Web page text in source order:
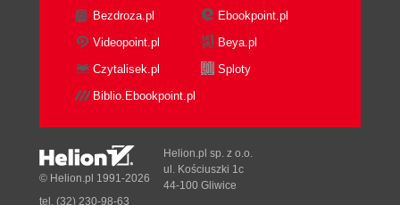
Narzędzie Move (101)
Wyświetlanie i ukrywanie palet (101)
Zmiana wielkości podglądu (102)
Menu kontekstowe (102)
Kolor narzędzia i kolor tła (102)
Polecenia Step Backward (Undo) i Step
Forward (102)
Polecenia menu Adjustments (103)
Bezdroza.pl
Ebookpoint.pl
Videopoint.pl
Beya.pl
Czytalisek.pl
Sploty
Biblio.Ebookpoint.pl
© Helion.pl 1991-2026
Helion.pl sp. z o.o.
ul. Kościuszki 1c
44-100 Gliwice
tel. (32) 230-98-63